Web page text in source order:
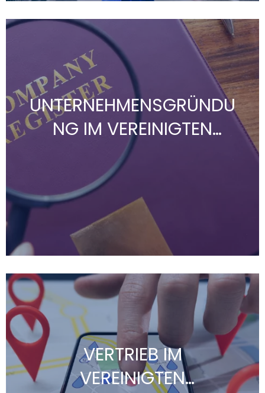
UNTERNEHMENSGRÜNDU
NG IM VEREINIGTEN
KÖNIGREICH
Die Unternehmensgründung im Vereinigten
Königreich ist relativ unkompliziert und kann
innerhalb von 24 Stunden durchgeführt werden.
VERTRIEB IM
VEREINIGTEN